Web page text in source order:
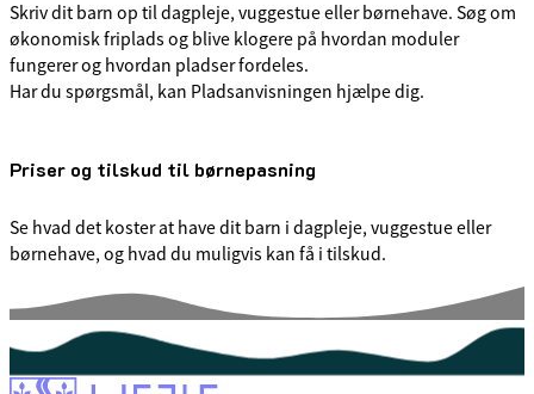
Skriv dit barn op til dagpleje, vuggestue eller børnehave. Søg om
økonomisk friplads og blive klogere på hvordan moduler
fungerer og hvordan pladser fordeles.
Har du spørgsmål, kan Pladsanvisningen hjælpe dig.
Priser og tilskud til børnepasning
Se hvad det koster at have dit barn i dagpleje, vuggestue eller
børnehave, og hvad du muligvis kan få i tilskud.